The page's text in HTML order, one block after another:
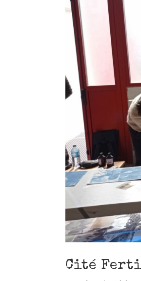
Cité